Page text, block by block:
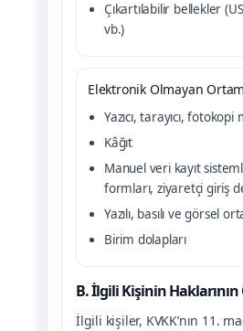
Çıkartılabilir bellekler
vb.)
Elektronik Olmayan
Yazıcı, tarayıcı, fotokopi
Kâğıt
Manuel veri kayıt
formları, ziyaretçi giriş
Yazılı, basılı ve görsel
Birim dolapları
B. İlgili Kişinin
İlgili kişiler, KVKK’nın 11.